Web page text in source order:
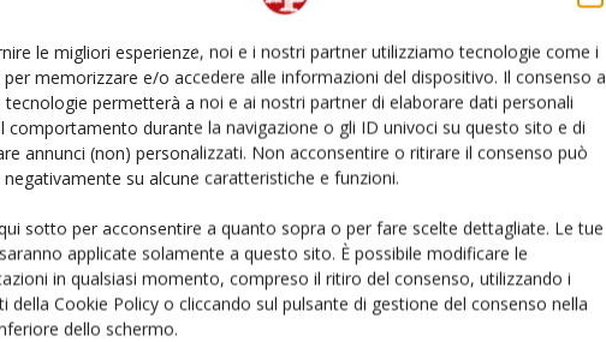
le migliori esperienze, noi e i nostri partner utilizziamo tecnologie come i
memorizzare e/o accedere alle informazioni del dispositivo. Il consenso a
tecnologie permetterà a noi e ai nostri partner di elaborare dati personali
comportamento durante la navigazione o gli ID univoci su questo sito e di
annunci (non) personalizzati. Non acconsentire o ritirare il consenso può
su alcune caratteristiche e funzioni.
sotto per acconsentire a quanto sopra o per fare scelte dettagliate. Le tue
applicate solamente a questo sito. È possibile modificare le
in qualsiasi momento, compreso il ritiro del consenso, utilizzando i
della Cookie Policy o cliccando sul pulsante di gestione del consenso nella
dello schermo.